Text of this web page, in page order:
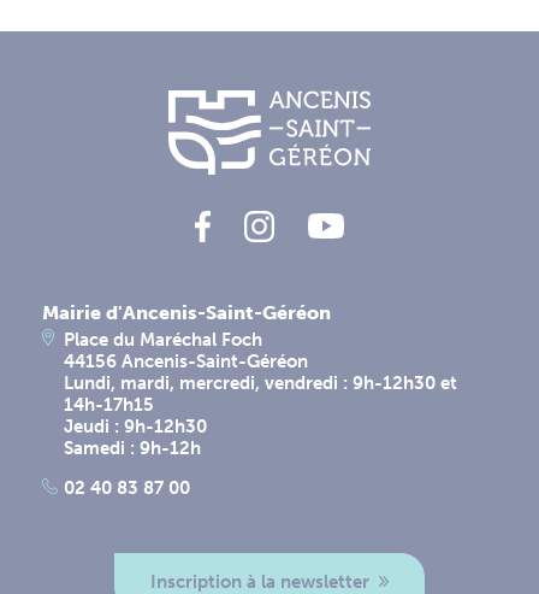
Mairie d'Ancenis-Saint-Géréon
Place du Maréchal Foch
44156 Ancenis-Saint-Géréon
Lundi, mardi, mercredi, vendredi : 9h-12h30 et
14h-17h15
Jeudi : 9h-12h30
Samedi : 9h-12h
02 40 83 87 00
Inscription à la newsletter